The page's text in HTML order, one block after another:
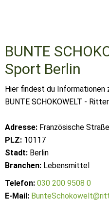
BUNTE
Sport Berlin
Hier findest du
BUNTE SCHOKOWELT -
Adresse: Französische
PLZ: 10117
Stadt: Berlin
Branchen: Lebensmittel
Telefon: 030 200 9508 0
E-Mail: